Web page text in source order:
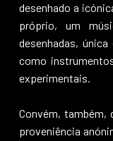
desenhado a
próprio, um
desenhadas,
como
experimentais.
Convém, também,
proveniência